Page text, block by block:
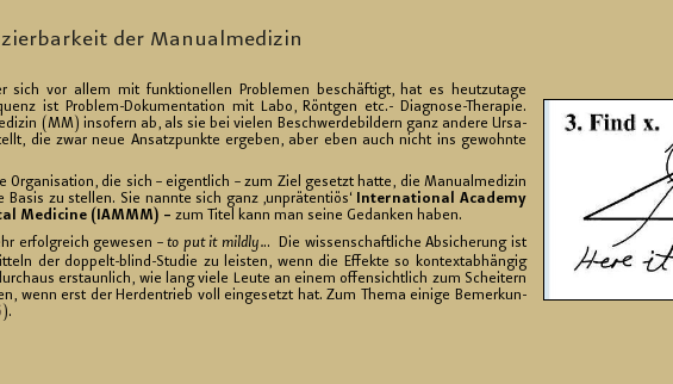
der Ma­nu­al­me­di­zin
sich vor allem mit funk­tio­nel­len Pro­ble­men be­schäf­tigt, hat es heut­zu­ta­ge
ist Pro­blem-Do­ku­men­ta­ti­on mit Labo, Rönt­gen etc.- Dia­gno­se-The­ra­pie.
(MM) in­so­fern ab, als sie bei vie­len Be­schwer­de­bil­dern ganz an­de­re Ur­sa­
die zwar neue An­satz­punk­te er­ge­ben, aber eben auch nicht ins ge­wohn­te
Or­ga­ni­sa­ti­on, die sich – ei­gent­lich – zum Ziel ge­setzt hatte, die Ma­nu­al­me­di­zin
zu stel­len. Sie nann­te sich ganz ‚un­prä­ten­ti­ös‘ In­ter­na­tio­nal Aca­de­my
Me­di­ci­ne (IAMMM) – zum Titel kann man seine Ge­dan­ken haben.
er­folg­reich ge­we­sen –to put it mild­ly... Die wis­sen­schaft­li­che Ab­si­che­rung ist
der dop­pelt-blind-Stu­die zu leis­ten, wenn die Ef­fek­te so kon­text­ab­hän­gig
er­staun­lich, wie lang viele Leute an einem of­fen­sicht­lich zum Schei­tern
wenn erst der Her­den­trieb voll ein­ge­setzt hat. Zum Thema ei­ni­ge Be­mer­kun­
).